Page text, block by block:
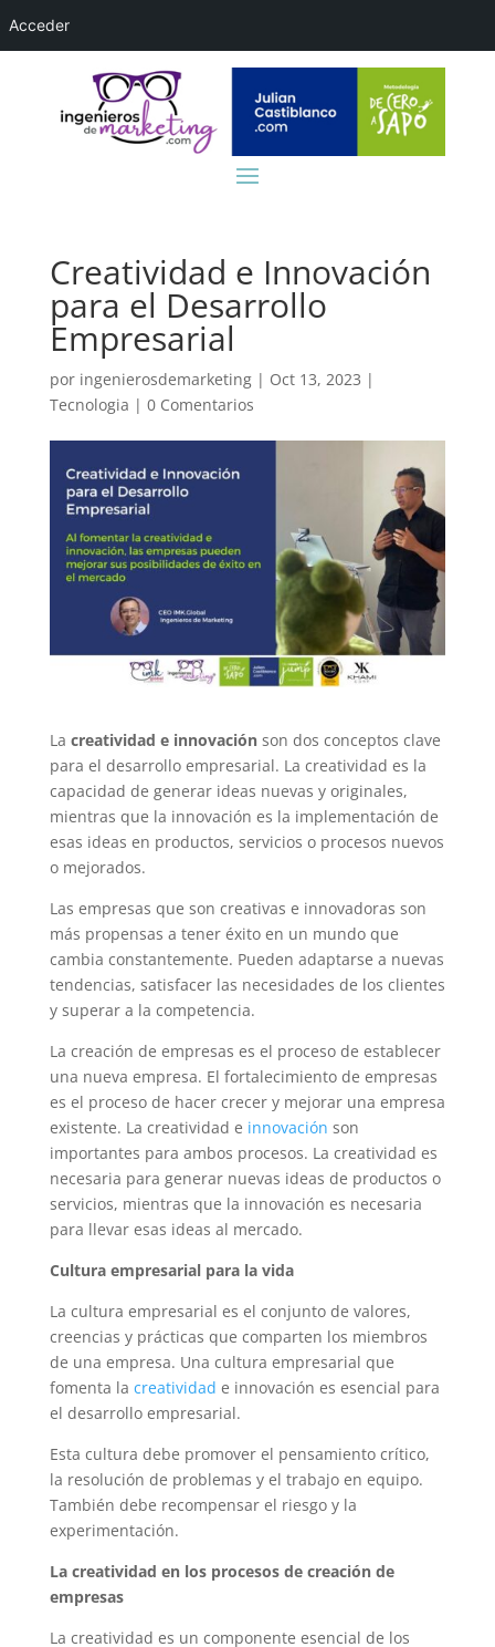
Creatividad e Innovación
para el Desarrollo
Empresarial
por ingenierosdemarketing| Oct 13, 2023 |
Tecnologia | 0 Comentarios
La creatividad e innovaciónson dos conceptos clave
para el desarrollo empresarial. La creatividad es la
capacidad de generar ideas nuevas y originales,
mientras que la innovación es la implementación de
esas ideas en productos, servicios o procesos nuevos
o mejorados.
Las empresas que son creativas e innovadoras son
más propensas a tener éxito en un mundo que
cambia constantemente. Pueden adaptarse a nuevas
tendencias, satisfacer las necesidades de los clientes
y superar a la competencia.
La creación de empresas es el proceso de establecer
una nueva empresa. El fortalecimiento de empresas
es el proceso de hacer crecer y mejorar una empresa
existente. La creatividad e innovación son
importantes para ambos procesos. La creatividad es
necesaria para generar nuevas ideas de productos o
servicios, mientras que la innovación es necesaria
para llevar esas ideas al mercado.
Cultura empresarial para la vida
La cultura empresarial es el conjunto de valores,
creencias y prácticas que comparten los miembros
de una empresa. Una cultura empresarial que
fomenta la creatividad e innovación es esencial para
el desarrollo empresarial.
Esta cultura debe promover el pensamiento crítico,
la resolución de problemas y el trabajo en equipo.
También debe recompensar el riesgo y la
experimentación.
La creatividad en los procesos de creación de
empresas
La creatividad es un componente esencial de los
Acceder